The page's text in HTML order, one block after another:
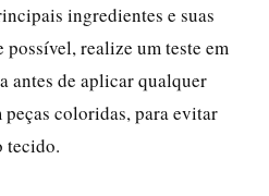
ingredientes e suas
possível, realize um teste em
antes de aplicar qualquer
coloridas, para evitar
tecido.